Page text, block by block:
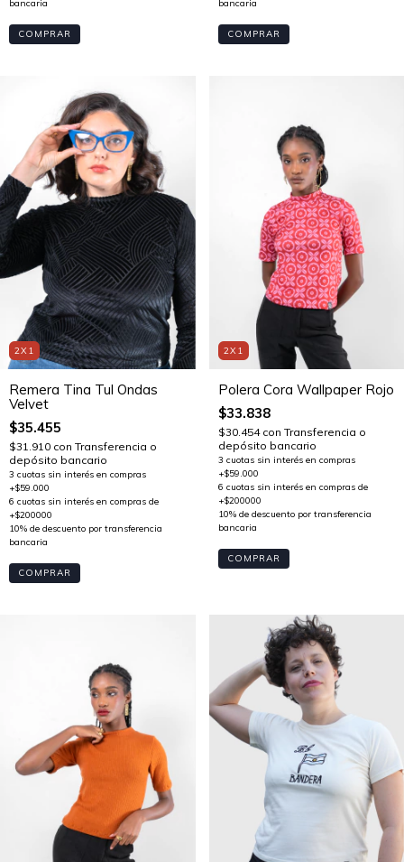
COMPRAR COMPRAR
2X1
Remera Tina Tul Ondas
Velvet
$35.455
$31.910 con Transferencia o
depósito bancario
COMPRAR
2X1
Polera Cora Wallpaper Rojo
$33.838
$30.454 con Transferencia o
depósito bancario
COMPRAR